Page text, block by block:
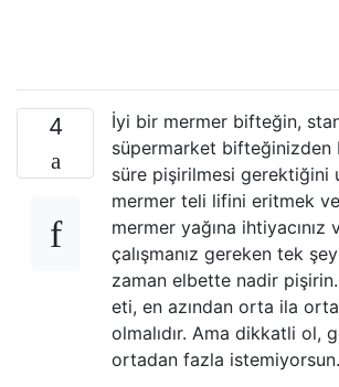
4
İyi bir mermer bifteğin,
süpermarket bifteğinizden
süre pişirilmesi gerektiğini
mermer teli lifini eritmek
mermer yağına ihtiyacınız
çalışmanız gereken tek
zaman elbette nadir pişirin.
eti, en azından orta ila
olmalıdır. Ama dikkatli ol,
ortadan fazla istemiyorsun.